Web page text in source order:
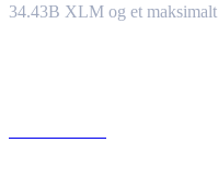
34.43B XLM og et